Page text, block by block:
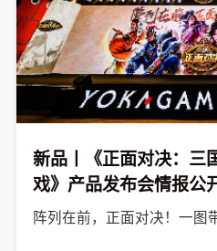
新品丨《正面对决：三
戏》产品发布会情报公